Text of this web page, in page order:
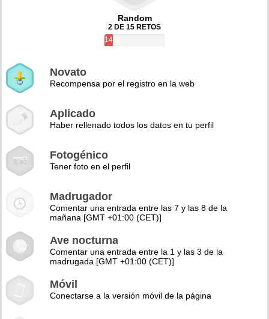
Random
2 DE 15 RETOS
14%
Novato
Recompensa por el registro en la web
Aplicado
Haber rellenado todos los datos en tu perfil
Fotogénico
Tener foto en el perfil
Madrugador
Comentar una entrada entre las 7 y las 8 de la
mañana [GMT +01:00 (CET)]
Ave nocturna
Comentar una entrada entre la 1 y las 3 de la
madrugada [GMT +01:00 (CET)]
Móvil
Conectarse a la versión móvil de la página